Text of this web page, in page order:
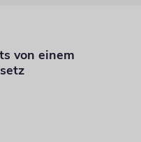
von einem